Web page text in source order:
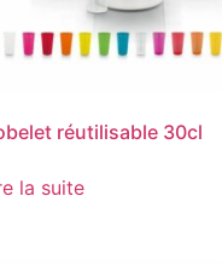
réutilisable 30cl
la suite